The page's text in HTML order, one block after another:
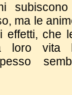
ma le
effetti, che
loro vita